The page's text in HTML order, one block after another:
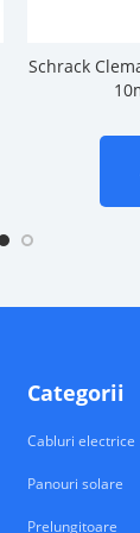
Schrack
Categorii
Cabluri electrice
Panouri solare
Prelungitoare